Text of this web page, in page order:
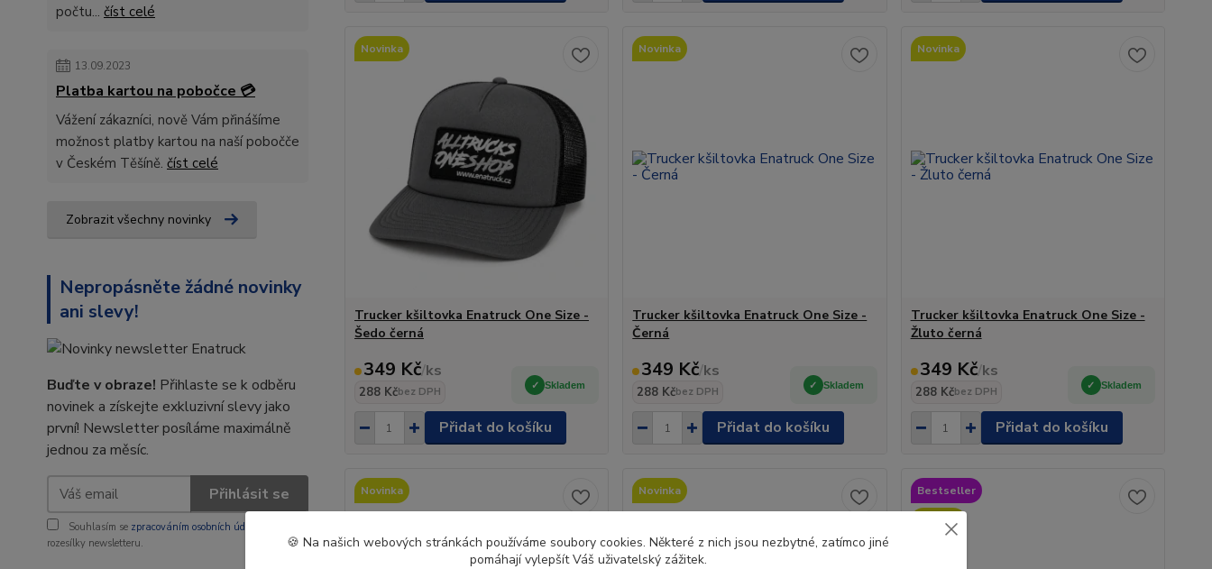
počtu... číst celé
13.09.2023
Platba kartou na pobočce 💳
Vážení zákazníci, nově Vám přinášíme
možnost platby kartou na naší pobočče
v Českém Těšíně. číst celé
Zobrazit všechny novinky
Nepropásněte žádné novinky
ani slevy!
Buďte v obraze! Přihlaste se k odběru
novinek a získejte exkluzivní slevy jako
první! Newsletter posíláme maximálně
jednou za měsíc.
Přihlásit se
Souhlasím se zpracováním osobních údajů
rozesílky newsletteru.
Novinka
Trucker kšiltovka Enatruck One Size -
Šedo černá
349 Kč/ks
288 Kčbez DPH
Skladem
Přidat do košíku
Novinka
Trucker kšiltovka Enatruck One Size -
Černá
349 Kč/ks
288 Kčbez DPH
Skladem
Přidat do košíku
Novinka
Trucker kšiltovka Enatruck One Size -
Žluto černá
349 Kč/ks
288 Kčbez DPH
Skladem
Přidat do košíku
Novinka Novinka Bestseller
Novinka
🍪 Na našich webových stránkách používáme soubory cookies. Některé z nich jsou nezbytné, zatímco jiné
pomáhají vylepšít Váš uživatelský zážitek.